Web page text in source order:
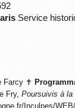
Service
Farcy ✝
Fry, Poursuivis à la
Inculpes/